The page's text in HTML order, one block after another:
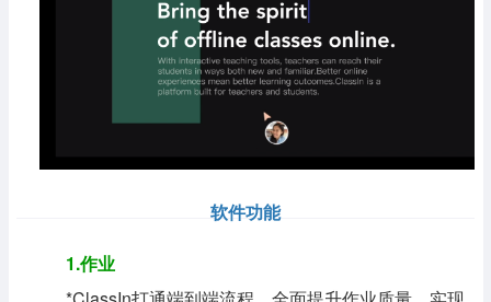
软件功能
1.作业